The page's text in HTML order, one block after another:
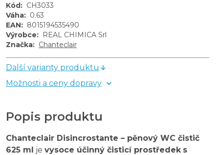
Kód: CH3033
Váha: 0.63
EAN: 8015194535490
Výrobce: REAL CHIMICA Srl
Značka: Chanteclair
Další varianty produktu
Možnosti a ceny dopravy
Popis produktu
Chanteclair Disincrostante – pěnový WC čistič
625 ml je vysoce účinný čisticí prostředek s